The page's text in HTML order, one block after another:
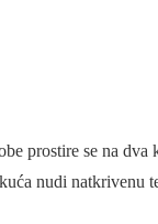
prostire se na
nudi natkrivenu